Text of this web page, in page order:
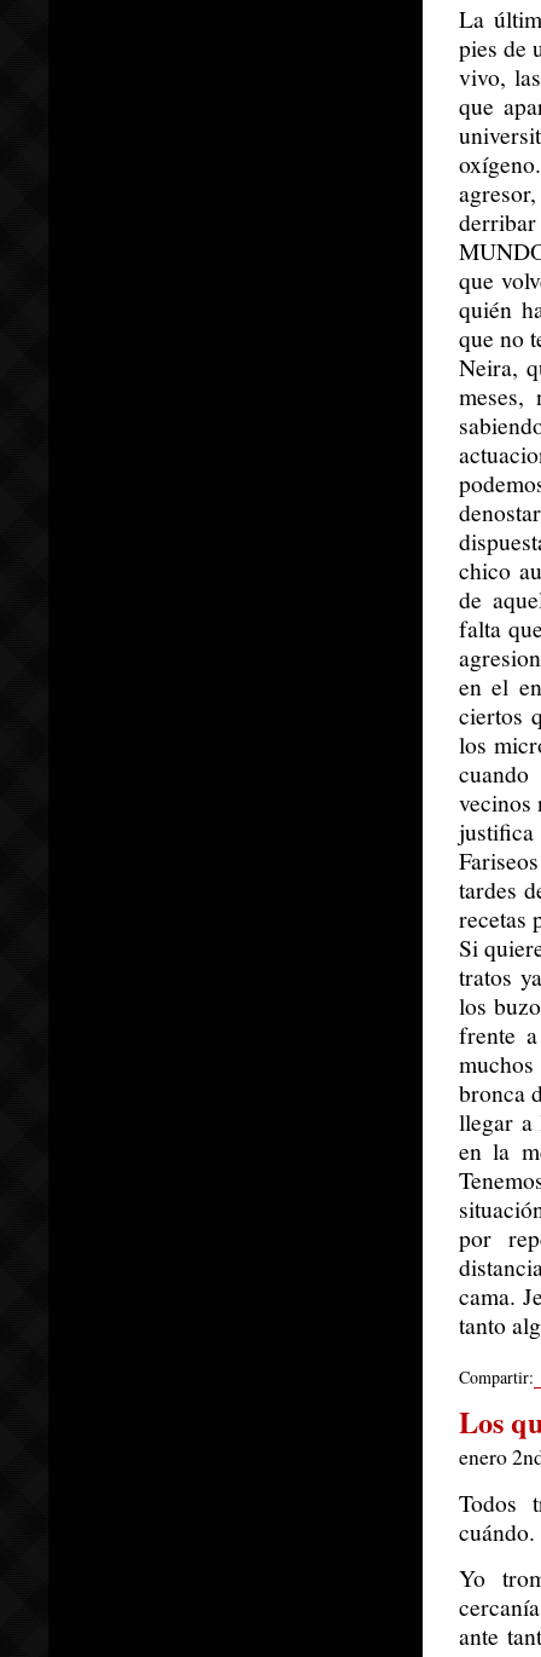
La
pies de
vivo,
que
que
quién
que no
Neira,
chico
de
falta
en el
ciertos
los
vecinos
tardes
recetas
Si
tratos
los
frente
bronca
llegar a
en la
por
cama.
tanto
Compartir:
Los
enero
Todos
cuándo.
Yo
ante